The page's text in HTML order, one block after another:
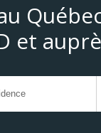
et